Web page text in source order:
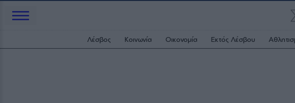
Λέσβος Κοινωνία Οικονομία Εκτός Λέσβου